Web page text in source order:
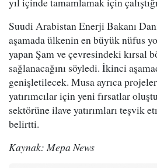
Suudi Arabistan Enerji Bakanı
aşamada ülkenin en büyük nüfus
yapan Şam ve çevresindeki kırsal
sağlanacağını söyledi. İkinci
genişletilecek. Musa ayrıca
yatırımcılar için yeni fırsatlar
sektörüne ilave yatırımları teşvik
belirtti.
Kaynak: Mepa News